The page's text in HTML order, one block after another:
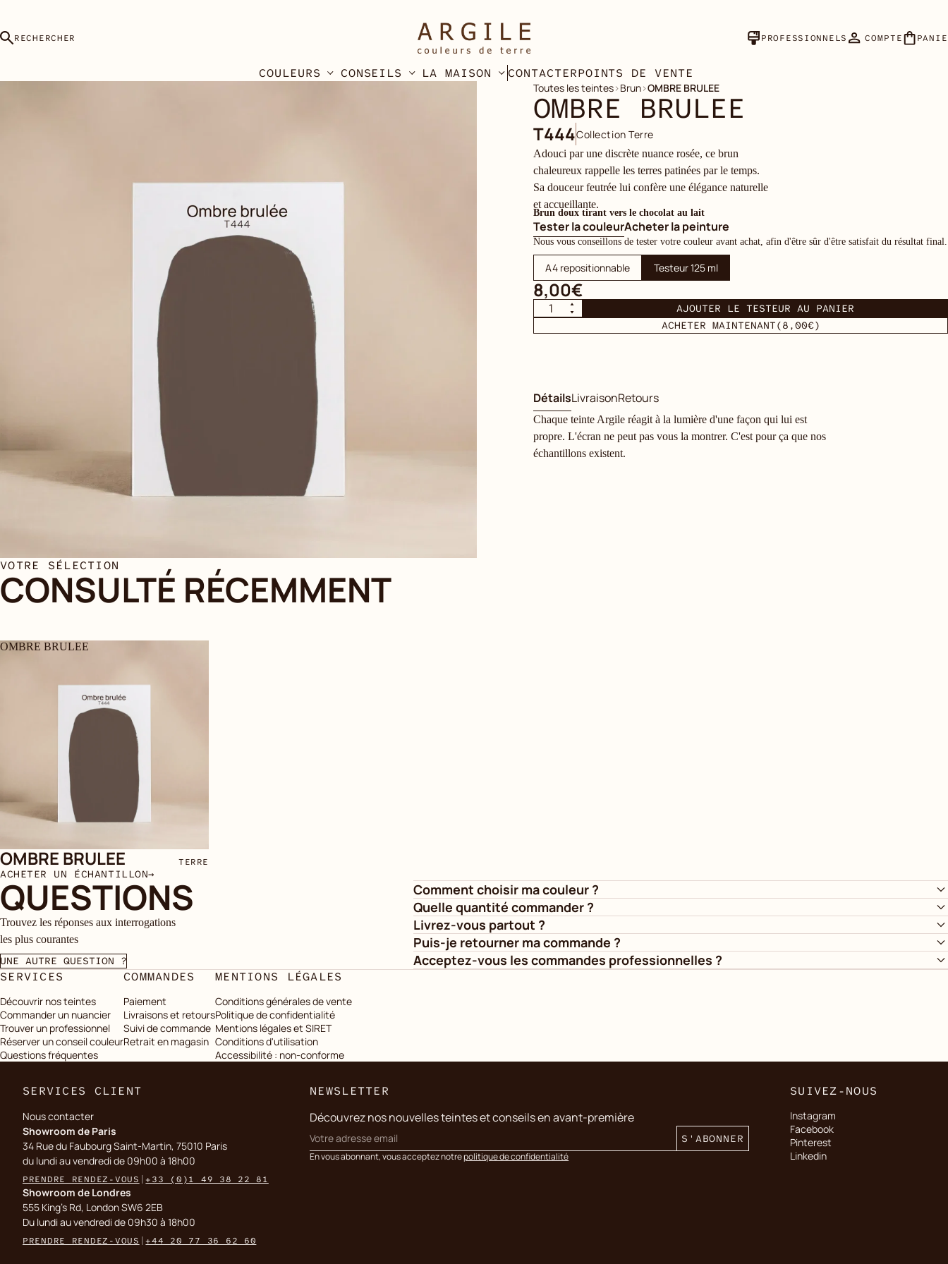
RECHERCHER PROFESSIONNELS COMPTE
COULEURS CONSEILS LA MAISON CONTACTERPOINTS DE VENTE
Toutes les teintes›Brun›OMBRE BRULEE
OMBRE BRULEE
T444Collection Terre
Adouci par une discrète nuance rosée, ce brun
chaleureux rappelle les terres patinées par le temps.
Sa douceur feutrée lui confère une élégance naturelle
et accueillante.
Brun doux tirant vers le chocolat au lait
Tester la couleurAcheter la peinture
Nous vous conseillons de tester votre couleur avant achat, afin d'être sûr d'être satisfait du résultat final.
A4 repositionnable Testeur 125 ml
8,00€
AJOUTER LE TESTEUR AU PANIER
ACHETER MAINTENANT(8,00€)
DétailsLivraisonRetours
Chaque teinte Argile réagit à la lumière d'une façon qui lui est
propre. L'écran ne peut pas vous la montrer. C'est pour ça que nos
échantillons existent.
VOTRE SÉLECTION
CONSULTÉ RÉCEMMENT
OMBRE BRULEE
OMBRE BRULEE TERRE
ACHETER UN ÉCHANTILLON→
QUESTIONS
Trouvez les réponses aux interrogations
les plus courantes
UNE AUTRE QUESTION ?
Comment choisir ma couleur ?
Quelle quantité commander ?
Livrez-vous partout ?
Puis-je retourner ma commande ?
Acceptez-vous les commandes professionnelles ?
SERVICES
Découvrir nos teintes
Commander un nuancier
Trouver un professionnel
Réserver un conseil couleur
Questions fréquentes
COMMANDES
Paiement
Livraisons et retours
Suivi de commande
Retrait en magasin
MENTIONS LÉGALES
Conditions générales de vente
Politique de confidentialité
Mentions légales et SIRET
Conditions d'utilisation
Accessibilité : non-conforme
SERVICES CLIENT
Nous contacter
Showroom de Paris
34 Rue du Faubourg Saint-Martin, 75010 Paris
du lundi au vendredi de 09h00 à 18h00
PRENDRE RENDEZ-VOUS +33 (0)1 49 38 22 81
Showroom de Londres
555 King's Rd, London SW6 2EB
Du lundi au vendredi de 09h30 à 18h00
PRENDRE RENDEZ-VOUS +44 20 77 36 62 60
NEWSLETTER
Découvrez nos nouvelles teintes et conseils en avant-première
S'ABONNER
En vous abonnant, vous acceptez notrepolitique de confidentialité
SUIVEZ-NOUS
Instagram
Facebook
Pinterest
Linkedin